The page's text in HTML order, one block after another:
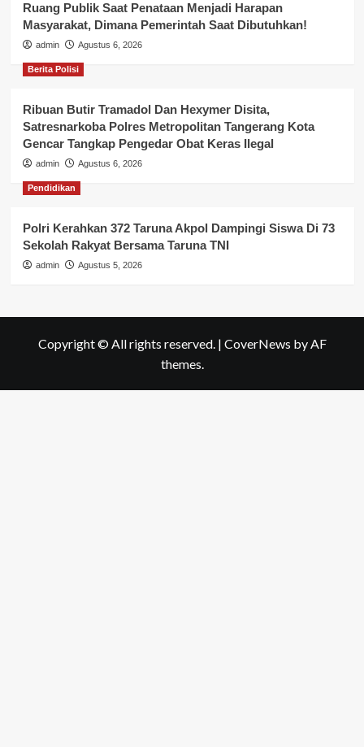
Ruang Publik Saat Penataan Menjadi Harapan
Masyarakat, Dimana Pemerintah Saat Dibutuhkan!
admin Agustus 6, 2026
Berita Polisi
Ribuan Butir Tramadol Dan Hexymer Disita,
Satresnarkoba Polres Metropolitan Tangerang Kota
Gencar Tangkap Pengedar Obat Keras Ilegal
admin Agustus 6, 2026
Pendidikan
Polri Kerahkan 372 Taruna Akpol Dampingi Siswa Di 73
Sekolah Rakyat Bersama Taruna TNI
admin Agustus 5, 2026
Copyright © All rights reserved. | CoverNews by AF
themes.